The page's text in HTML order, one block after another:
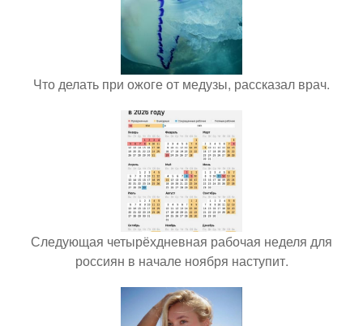
Что делать при ожоге от медузы, рассказал врач.
Следующая четырёхдневная рабочая неделя для
россиян в начале ноября наступит.